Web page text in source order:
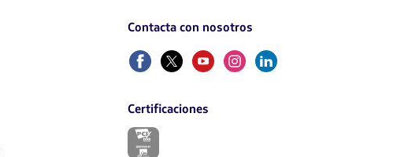
Contacta con nosotros
FacebookTwitterYoutubeInstagram
Linkedin
Certificaciones
El